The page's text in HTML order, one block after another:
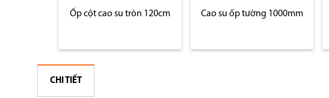
Cao su ốp tường 1000mm Ốp tường cao su chữ D
CHI TIẾT